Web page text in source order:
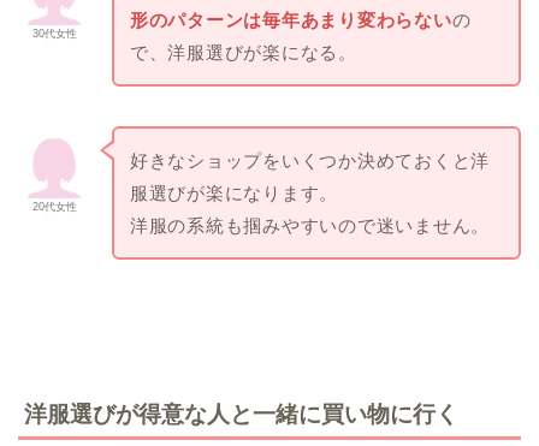
30代女性
形のパターンは毎年あまり変わらないの
で、洋服選びが楽になる。
20代女性
好きなショップをいくつか決めておくと洋
服選びが楽になります。
洋服の系統も掴みやすいので迷いません。
洋服選びが得意な人と一緒に買い物に行く